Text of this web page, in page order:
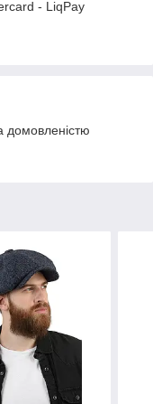
- LiqPay
домовленістю